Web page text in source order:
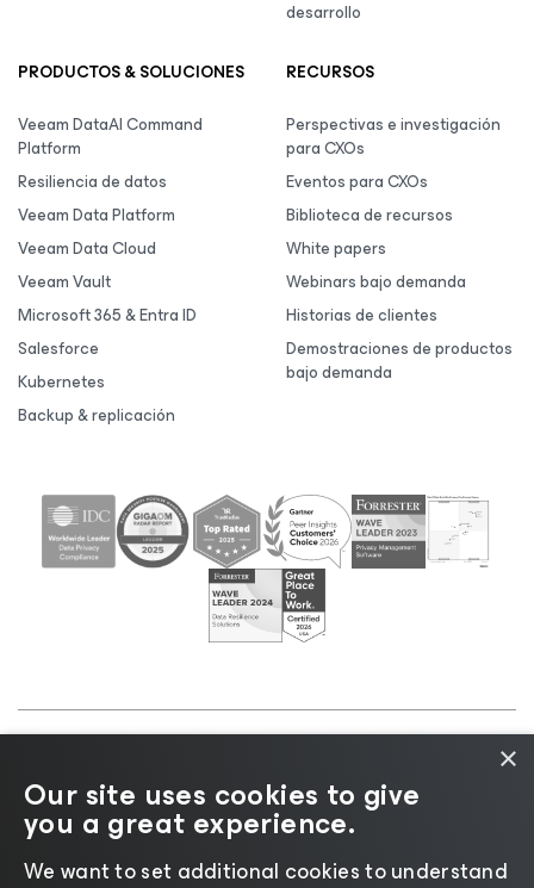
desarrollo
PRODUCTOS & SOLUCIONES
Veeam DataAI Command
Platform
Resiliencia de datos
Veeam Data Platform
Veeam Data Cloud
Veeam Vault
Microsoft 365 & Entra ID
Salesforce
Kubernetes
Backup & replicación
RECURSOS
Perspectivas e investigación
para CXOs
Eventos para CXOs
Biblioteca de recursos
White papers
Webinars bajo demanda
Historias de clientes
Demostraciones de productos
bajo demanda
Aviso de cookies|Legal|Política de licencias
Recursos para proveedores
×
Our site uses cookies to give
you a great experience.
We want to set additional cookies to understand